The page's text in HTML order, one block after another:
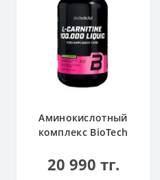
Аминокислотный
комплекс BioTech
100.000 Apple 500 мл
20 990 тг.